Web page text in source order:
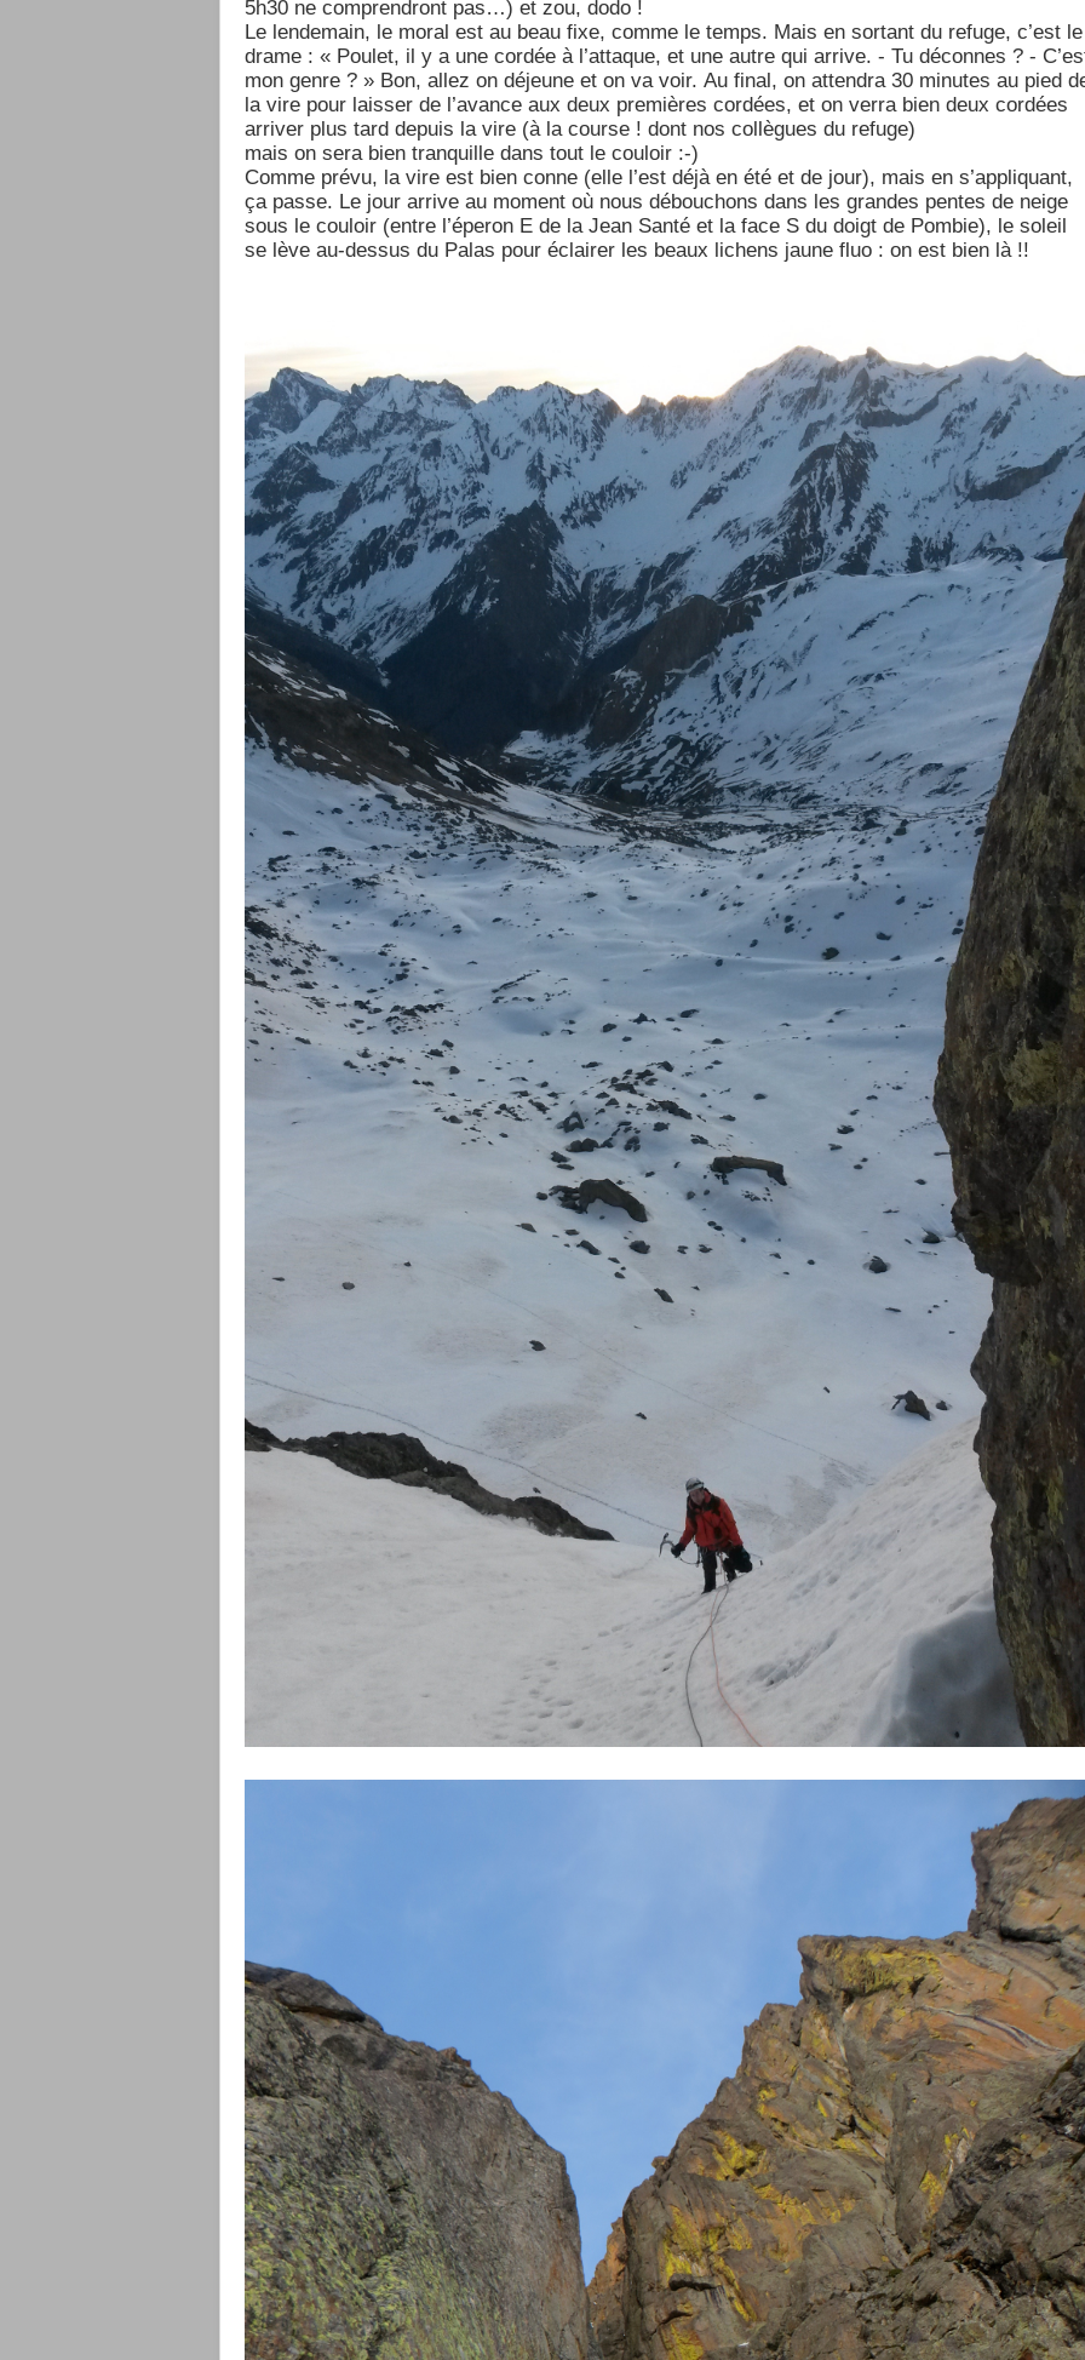
5h30 ne comprendront pas…) et zou, dodo !
Le lendemain, le moral est au beau fixe, comme le temps. Mais en sortant du refuge, c’est le
drame : « Poulet, il y a une cordée à l’attaque, et une autre qui arrive. - Tu déconnes ? -
mon genre ? » Bon, allez on déjeune et on va voir. Au final, on attendra 30 minutes au pied
la vire pour laisser de l’avance aux deux premières cordées, et on verra bien deux cordées
arriver plus tard depuis la vire (à la course ! dont nos collègues du refuge)
mais on sera bien tranquille dans tout le couloir :-)
Comme prévu, la vire est bien conne (elle l’est déjà en été et de jour), mais en s’appliquant,
ça passe. Le jour arrive au moment où nous débouchons dans les grandes pentes de neige
sous le couloir (entre l’éperon E de la Jean Santé et la face S du doigt de Pombie), le soleil
se lève au-dessus du Palas pour éclairer les beaux lichens jaune fluo : on est bien là !!